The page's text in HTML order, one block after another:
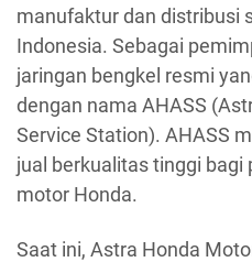
manufaktur dan distribusi
Indonesia. Sebagai
jaringan bengkel resmi
dengan nama AHASS
Service Station). AHASS
jual berkualitas tinggi bagi
motor Honda.
Saat ini, Astra Honda